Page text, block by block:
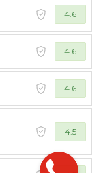
4.6
4.6
4.6
4.5